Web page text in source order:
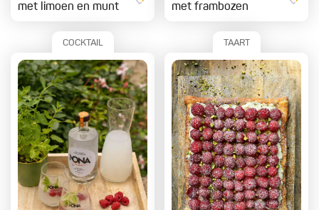
met limoen en munt
met frambozen
COCKTAIL TAART